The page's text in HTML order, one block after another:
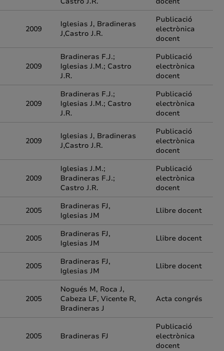
2009
Iglesias J, Bradineras
J,Castro J.R.
Publicació
electrònica
docent
2009
Bradineras F.J.;
Iglesias J.M.; Castro
J.R.
Publicació
electrònica
docent
2009
Bradineras F.J.;
Iglesias J.M.; Castro
J.R.
Publicació
electrònica
docent
2009
Iglesias J, Bradineras
J,Castro J.R.
Publicació
electrònica
docent
2009
Iglesias J.M.;
Bradineras F.J.;
Castro J.R.
Publicació
electrònica
docent
2005
Bradineras FJ,
Iglesias JM
Llibre docent
2005
Bradineras FJ,
Iglesias JM
Llibre docent
2005
Bradineras FJ,
Iglesias JM
Llibre docent
2005
Nogués M, Roca J,
Cabeza LF, Vicente R,
Bradineras J
Acta congrés
2005 Bradineras FJ
Publicació
electrònica
docent